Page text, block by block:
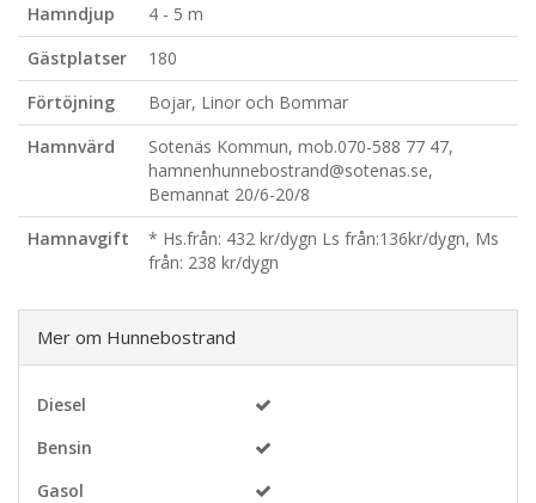
Hamndjup
4 - 5 m
Gästplatser
180
Förtöjning
Bojar, Linor och Bommar
Hamnvärd
Sotenäs Kommun, mob.070-588 77 47,
hamnenhunnebostrand@sotenas.se,
Bemannat 20/6-20/8
Hamnavgift
* Hs.från: 432 kr/dygn Ls från:136kr/dygn, Ms
från: 238 kr/dygn
Mer om Hunnebostrand
Diesel
Bensin
Gasol